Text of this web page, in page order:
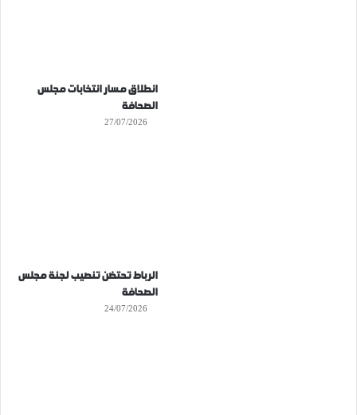
انطلاق مسار انتخابات مجلس
الصحافة
27/07/2026
الرباط تحتضن تنصيب لجنة مجلس
الصحافة
24/07/2026